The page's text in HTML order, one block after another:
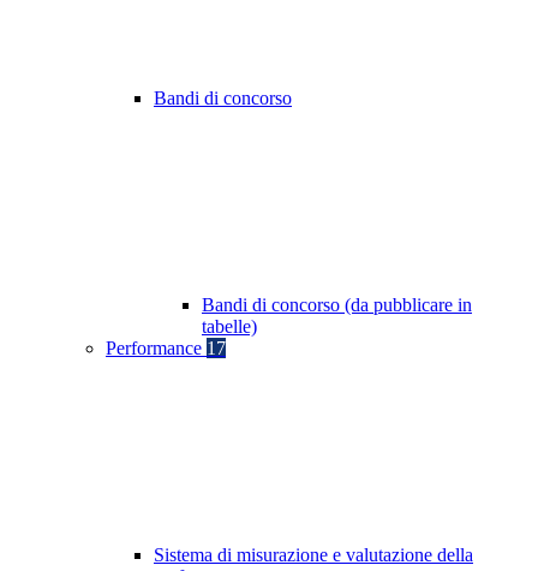
Bandi di concorso
Bandi di concorso (da pubblicare in
tabelle)
Performance 17
Sistema di misurazione e valutazione della